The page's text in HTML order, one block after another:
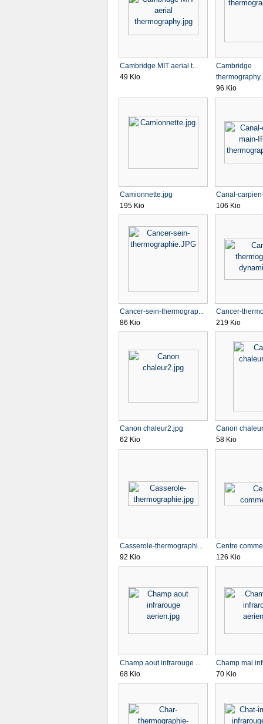
Cambridge MIT aerial t...
49 Kio
Cambridge
96 Kio
Camionnette.jpg
195 Kio
Canal-
106 Kio
Cancer-sein-thermograp...
86 Kio
Cancer-
219 Kio
Canon chaleur2.jpg
62 Kio
Canon
58 Kio
Casserole-thermographi...
92 Kio
Centre
126 Kio
Champ aout infrarouge ...
68 Kio
Champ mai
70 Kio